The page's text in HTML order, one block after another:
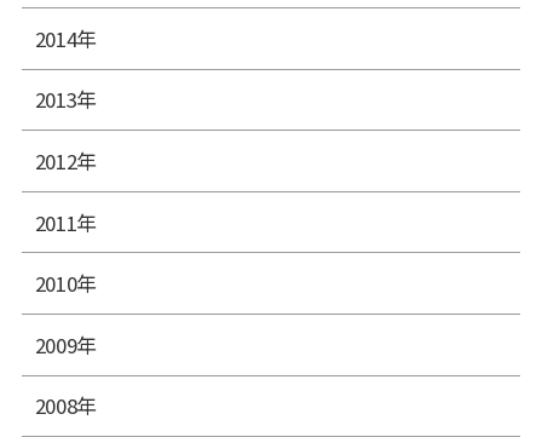
2014年
2013年
2012年
2011年
2010年
2009年
2008年